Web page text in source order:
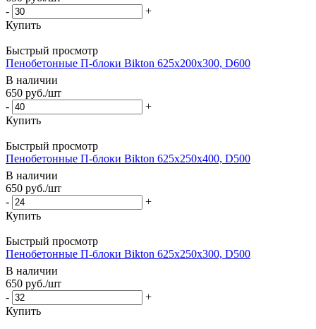
-
+
Купить
Быстрый просмотр
Пенобетонные П-блоки Bikton 625х200х300, D600
В наличии
650 руб./шт
-
+
Купить
Быстрый просмотр
Пенобетонные П-блоки Bikton 625х250х400, D500
В наличии
650 руб./шт
-
+
Купить
Быстрый просмотр
Пенобетонные П-блоки Bikton 625х250х300, D500
В наличии
650 руб./шт
-
+
Купить